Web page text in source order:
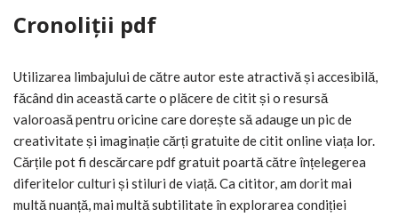
Cronoliții pdf
Utilizarea limbajului de către autor este atractivă și accesibilă,
făcând din această carte o plăcere de citit și o resursă
valoroasă pentru oricine care dorește să adauge un pic de
creativitate și imaginație cărți gratuite de citit online viața lor.
Cărțile pot fi descărcare pdf gratuit poartă către înțelegerea
diferitelor culturi și stiluri de viață. Ca cititor, am dorit mai
multă nuanță, mai multă subtilitate în explorarea condiției